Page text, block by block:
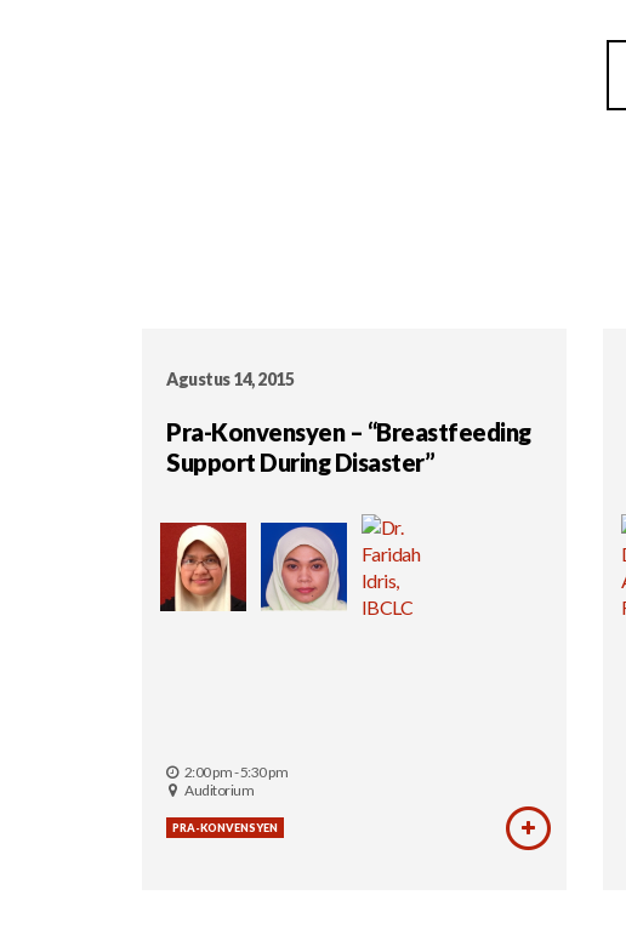
Agustus 14, 2015
Pra-Konvensyen – “Breastfeeding
Support During Disaster”
2:00 pm - 5:30 pm
Auditorium
PRA-KONVENSYEN